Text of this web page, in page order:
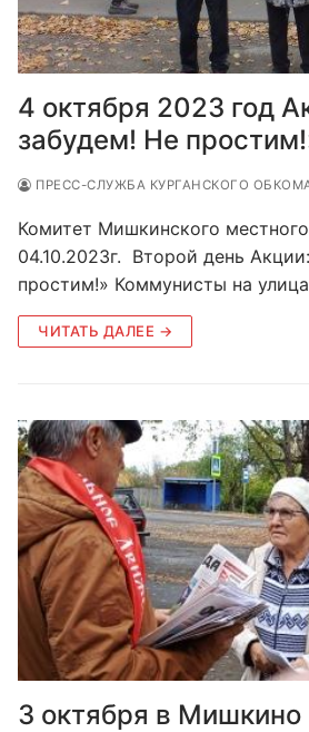
4 октября 2023 год
забудем! Не
ПРЕСС-СЛУЖБА КУРГАНСКОГО
Комитет Мишкинского
04.10.2023г. Второй день
простим!» Коммунисты на
ЧИТАТЬ ДАЛЕЕ →
3 октября в Мишкино